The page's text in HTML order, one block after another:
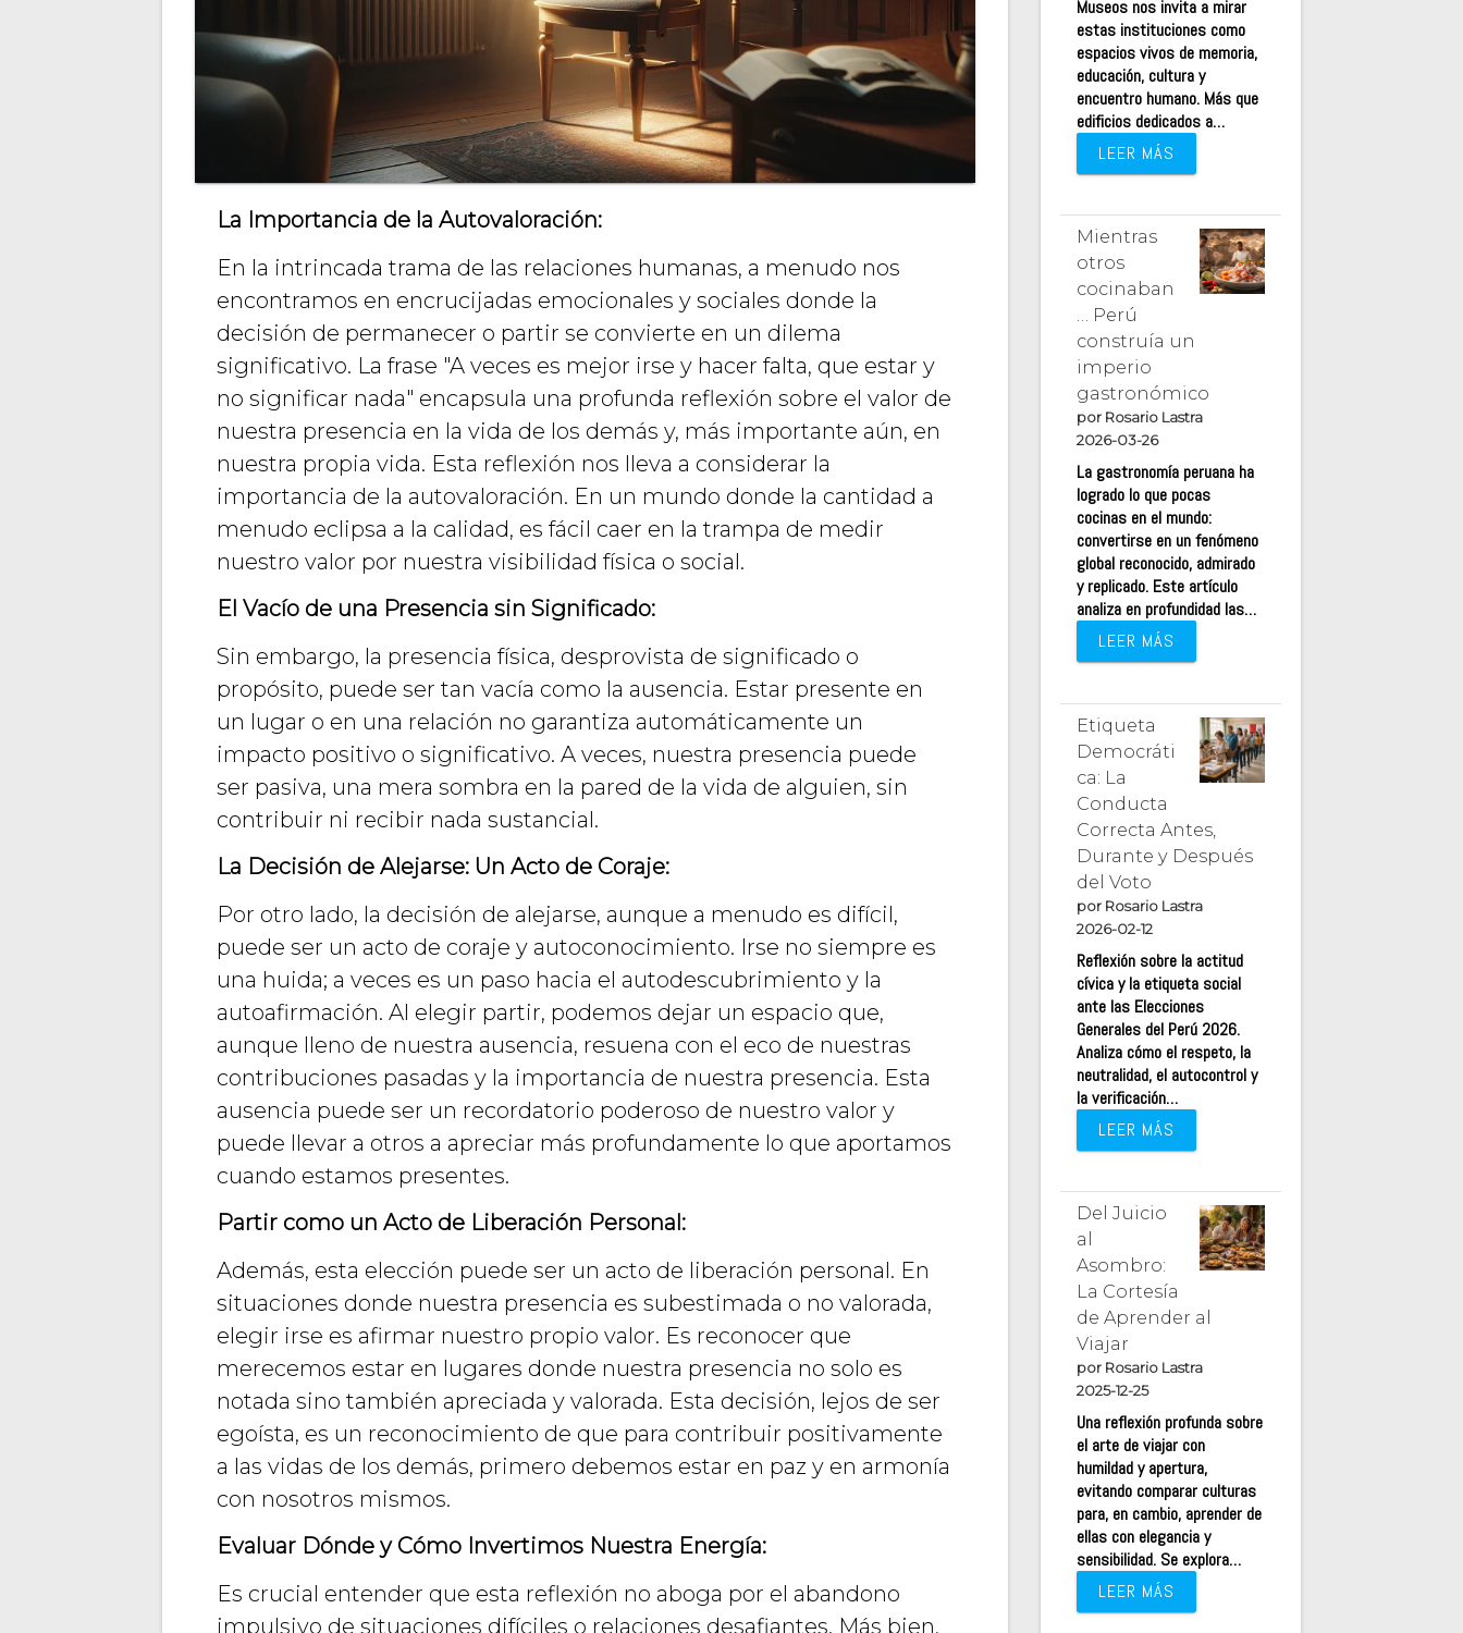
La Importancia de la Autovaloración:
En la intrincada trama de las relaciones humanas, a menudo nos
encontramos en encrucijadas emocionales y sociales donde la
decisión de permanecer o partir se convierte en un dilema
significativo. La frase "A veces es mejor irse y hacer falta, que estar y
no significar nada" encapsula una profunda reflexión sobre el valor de
nuestra presencia en la vida de los demás y, más importante aún, en
nuestra propia vida. Esta reflexión nos lleva a considerar la
importancia de la autovaloración. En un mundo donde la cantidad a
menudo eclipsa a la calidad, es fácil caer en la trampa de medir
nuestro valor por nuestra visibilidad física o social.
El Vacío de una Presencia sin Significado:
Sin embargo, la presencia física, desprovista de significado o
propósito, puede ser tan vacía como la ausencia. Estar presente en
un lugar o en una relación no garantiza automáticamente un
impacto positivo o significativo. A veces, nuestra presencia puede
ser pasiva, una mera sombra en la pared de la vida de alguien, sin
contribuir ni recibir nada sustancial.
La Decisión de Alejarse: Un Acto de Coraje:
Por otro lado, la decisión de alejarse, aunque a menudo es difícil,
puede ser un acto de coraje y autoconocimiento. Irse no siempre es
una huida; a veces es un paso hacia el autodescubrimiento y la
autoafirmación. Al elegir partir, podemos dejar un espacio que,
aunque lleno de nuestra ausencia, resuena con el eco de nuestras
contribuciones pasadas y la importancia de nuestra presencia. Esta
ausencia puede ser un recordatorio poderoso de nuestro valor y
puede llevar a otros a apreciar más profundamente lo que aportamos
cuando estamos presentes.
Partir como un Acto de Liberación Personal:
Además, esta elección puede ser un acto de liberación personal. En
situaciones donde nuestra presencia es subestimada o no valorada,
elegir irse es afirmar nuestro propio valor. Es reconocer que
merecemos estar en lugares donde nuestra presencia no solo es
notada sino también apreciada y valorada. Esta decisión, lejos de ser
egoísta, es un reconocimiento de que para contribuir positivamente
a las vidas de los demás, primero debemos estar en paz y en armonía
con nosotros mismos.
Evaluar Dónde y Cómo Invertimos Nuestra Energía:
Es crucial entender que esta reflexión no aboga por el abandono
impulsivo de situaciones difíciles o relaciones desafiantes. Más bien,
Museos nos invita a mirar
estas instituciones como
espacios vivos de memoria,
educación, cultura y
encuentro humano. Más que
edificios dedicados a…
LEER MÁS
Mientras
otros
cocinaban
… Perú
construía un
imperio
gastronómico
por Rosario Lastra
2026-03-26
La gastronomía peruana ha
logrado lo que pocas
cocinas en el mundo:
convertirse en un fenómeno
global reconocido, admirado
y replicado. Este artículo
analiza en profundidad las…
LEER MÁS
Etiqueta
Democráti
ca: La
Conducta
Correcta Antes,
Durante y Después
del Voto
por Rosario Lastra
2026-02-12
Reflexión sobre la actitud
cívica y la etiqueta social
ante las Elecciones
Generales del Perú 2026.
Analiza cómo el respeto, la
neutralidad, el autocontrol y
la verificación…
LEER MÁS
Del Juicio
al
Asombro:
La Cortesía
de Aprender al
Viajar
por Rosario Lastra
2025-12-25
Una reflexión profunda sobre
el arte de viajar con
humildad y apertura,
evitando comparar culturas
para, en cambio, aprender de
ellas con elegancia y
sensibilidad. Se explora…
LEER MÁS